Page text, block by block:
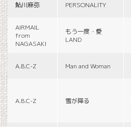
鮎川麻弥 PERSONALITY
AIRMAIL
from
NAGASAKI
もう一度・愛
LAND
A.B.C-Z Man and Woman
A.B.C-Z 雪が降る